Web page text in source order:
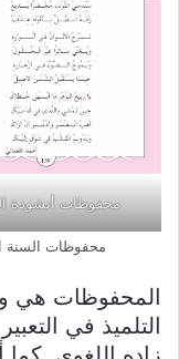
محفوظات أنشودة
محفوظات السنة
المحفوظات هي
التلميذ في